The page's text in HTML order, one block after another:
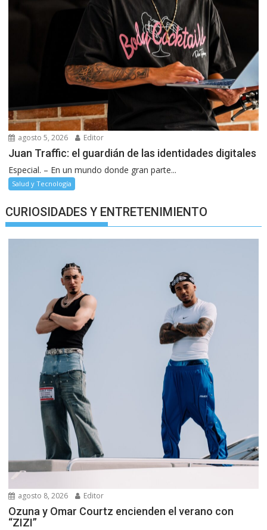
agosto 5, 2026 Editor
Juan Traffic: el guardián de las identidades digitales
Especial. – En un mundo donde gran parte...
Salud y Tecnología
CURIOSIDADES Y ENTRETENIMIENTO
agosto 8, 2026 Editor
Ozuna y Omar Courtz encienden el verano con
“ZIZI”